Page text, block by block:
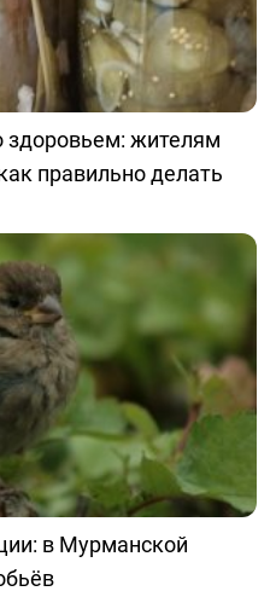
здоровьем: жителям
правильно делать
в Мурманской